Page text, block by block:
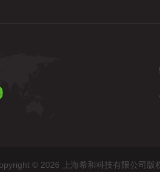
© 2026 上海希和科技有限公司版